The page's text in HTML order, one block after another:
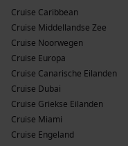
Bezoek de vuurtoren
bevindt zich aan de
een panoramisch
Ontspan aan het
mogelijkheden voor
voor een zonnige
Buienhavens voor
Cruise Caribbean
Cruise Middellandse Zee
Cruise Noorwegen
Cruise Europa
Cruise Canarische Eilanden
Cruise Dubai
Cruise Griekse Eilanden
Cruise Miami
Cruise Engeland